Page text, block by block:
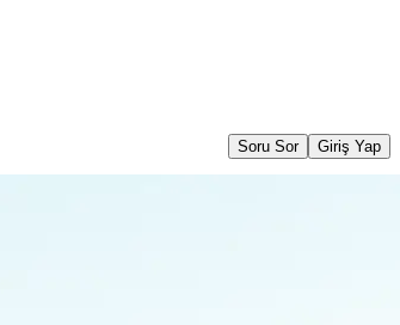
Soru Sor Giriş Yap